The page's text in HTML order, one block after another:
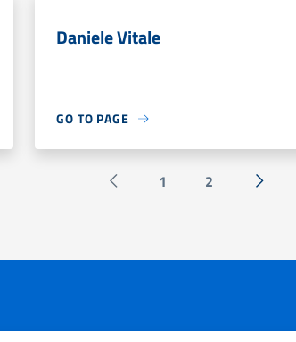
Daniele Vitale
GO TO PAGE
Pagina precedente
1 2
Next »